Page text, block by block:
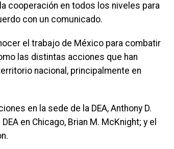
cooperación en todos los niveles para
con un comunicado.
el trabajo de México para combatir
las distintas acciones que han
nacional, principalmente en
en la sede de la DEA, Anthony D.
en Chicago, Brian M. McKnight; y el